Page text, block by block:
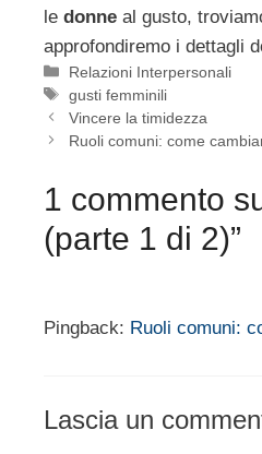
le donne al gusto,
approfondiremo i dettagli
Categorie
Relazioni Interpersonali
Tag
gusti femminili
Vincere la timidezza
Ruoli comuni: come
1 commento
(parte 1 di 2)”
Pingback: Ruoli comuni:
Lascia un